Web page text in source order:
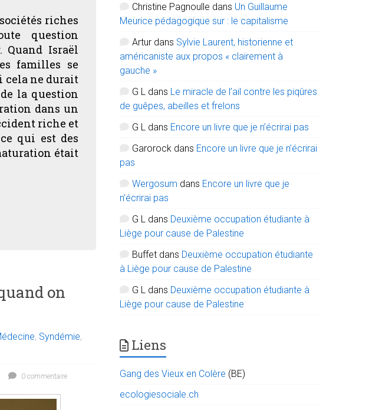
riches
question
Israël
familles se
cela ne durait
la question
dans un
riche et
qui est des
était
on
, Syndémie,
0 commentaire
Christine Pagnoulle dans Un Guillaume
Meurice pédagogique sur : le capitalisme
Artur dans Sylvie Laurent, historienne et
américaniste aux propos « clairement à
gauche »
G L dans Le miracle de l’ail contre les piqûres
de guêpes, abeilles et frelons
G L dans Encore un livre que je n’écrirai pas
Garorock dans Encore un livre que je n’écrirai
pas
Wergosum dans Encore un livre que je
n’écrirai pas
G L dans Deuxième occupation étudiante à
Liège pour cause de Palestine
Buffet dans Deuxième occupation étudiante
à Liège pour cause de Palestine
G L dans Deuxième occupation étudiante à
Liège pour cause de Palestine
Liens
Gang des Vieux en Colère (BE)
ecologiesociale.ch